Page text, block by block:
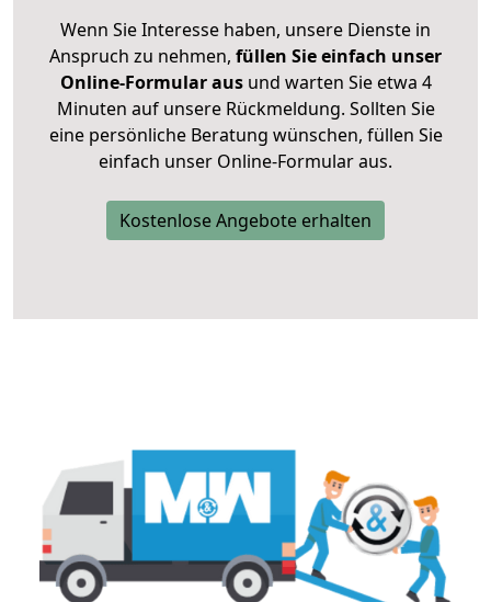
Wenn Sie Interesse haben, unsere Dienste in
Anspruch zu nehmen, füllen Sie einfach unser
Online-Formular ausund warten Sie etwa 4
Minuten auf unsere Rückmeldung. Sollten Sie
eine persönliche Beratung wünschen, füllen Sie
einfach unser Online-Formular aus.
Kostenlose Angebote erhalten